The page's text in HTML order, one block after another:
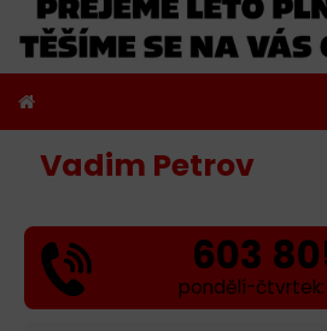
Vadim Petrov
603
pondělí-čtvrtek: